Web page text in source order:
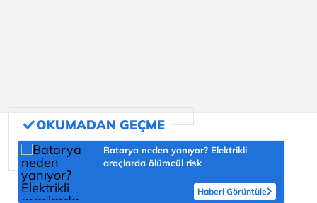
Batarya neden yanıyor? Elektrikli
araçlarda ölümcül risk
Haberi Görüntüle